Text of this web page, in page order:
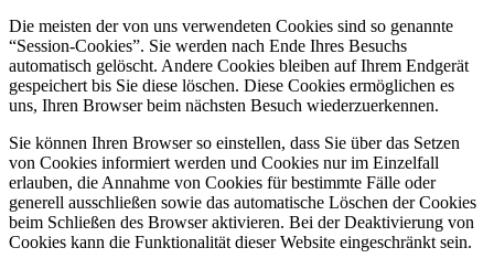
Die meisten der von uns verwendeten Cookies sind so genannte
“Session-Cookies”. Sie werden nach Ende Ihres Besuchs
automatisch gelöscht. Andere Cookies bleiben auf Ihrem Endgerät
gespeichert bis Sie diese löschen. Diese Cookies ermöglichen es
uns, Ihren Browser beim nächsten Besuch wiederzuerkennen.
Sie können Ihren Browser so einstellen, dass Sie über das Setzen
von Cookies informiert werden und Cookies nur im Einzelfall
erlauben, die Annahme von Cookies für bestimmte Fälle oder
generell ausschließen sowie das automatische Löschen der Cookies
beim Schließen des Browser aktivieren. Bei der Deaktivierung von
Cookies kann die Funktionalität dieser Website eingeschränkt sein.